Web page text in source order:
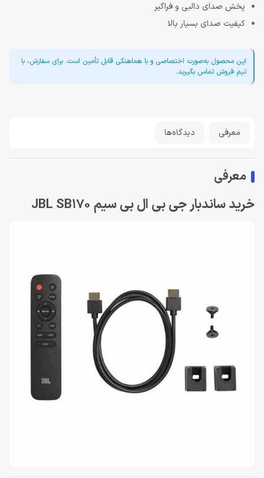
پخش صدای دالبی و فراگیر
کیفیت صدای بسیار بالا
این محصول به‌صورت اختصاصی و با هماهنگی قابل تأمین است. برای سفارش، با
تیم فروش تماس بگیرید.
معرفی دیدگاه‌ها
معرفی
خرید ساندبار جی بی ال بی سیم JBL SB170